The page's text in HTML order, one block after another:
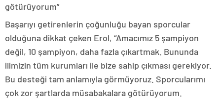
götürüyorum”
Başarıyı getirenlerin çoğunluğu bayan sporcular
olduğuna dikkat çeken Erol, “Amacımız 5 şampiyon
değil, 10 şampiyon, daha fazla çıkartmak. Bununda
ilimizin tüm kurumları ile bize sahip çıkması gerekiyor.
Bu desteği tam anlamıyla görmüyoruz. Sporcularımı
çok zor şartlarda müsabakalara götürüyorum.